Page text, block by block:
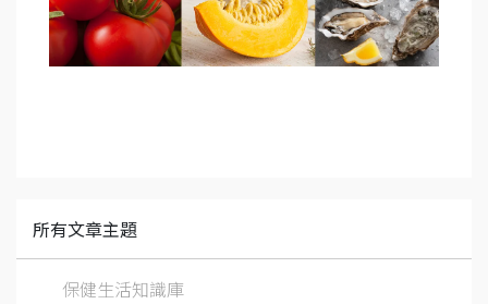
所有文章主題
保健生活知識庫